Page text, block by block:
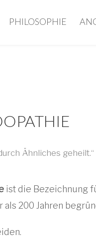
PHILOSOPHIE
Ähnliches geheilt.“
ist die Bezeichnung
200 Jahren